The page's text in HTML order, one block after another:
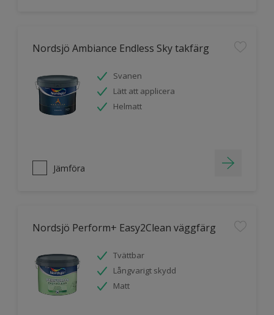
Nordsjö Ambiance Endless Sky takfärg
Svanen
Lätt att applicera
Helmatt
Jämföra
Nordsjö Perform+ Easy2Clean väggfärg
Tvättbar
Långvarigt skydd
Matt